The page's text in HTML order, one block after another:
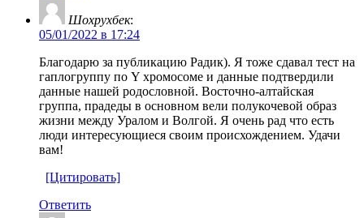
Шохрухбек:
05/01/2022 в 17:24
Благодарю за публикацию Радик). Я тоже сдавал тест на
гаплогруппу по Y хромосоме и данные подтвердили
данные нашей родословной. Восточно-алтайская
группа, прадеды в основном вели полукочевой образ
жизни между Уралом и Волгой. Я очень рад что есть
люди интересующиеся своим происхождением. Удачи
вам!
[Цитировать]
Ответить